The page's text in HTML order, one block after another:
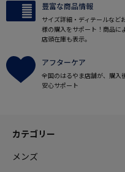
豊富な商品情報
サイズ詳細・ディテールなど
様の購入をサポート！商品に
店頭在庫も表示。
アフターケア
全国のはるやま店舗が、購入
安心サポート
カテゴリー
メンズ